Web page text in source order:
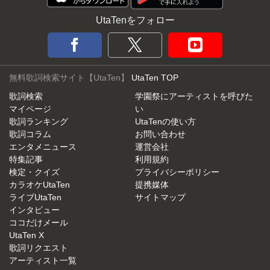
UtaTenをフォロー
無料歌詞検索サイト【UtaTen】 UtaTen TOP
歌詞検索
マイページ
歌詞ランキング
歌詞コラム
エンタメニュース
特集記事
検定・クイズ
カラオケUtaTen
ライブUtaTen
インタビュー
ココだけメール
UtaTen X
歌詞リクエスト
アーティスト一覧
学園祭にアーティストを呼びた
い
UtaTenの使い方
お問い合わせ
運営会社
利用規約
プライバシーポリシー
提携媒体
サイトマップ